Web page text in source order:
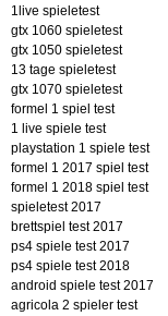
1live spieletest
gtx 1060 spieletest
gtx 1050 spieletest
13 tage spieletest
gtx 1070 spieletest
formel 1 spiel test
1 live spiele test
playstation 1 spiele test
formel 1 2017 spiel test
formel 1 2018 spiel test
spieletest 2017
brettspiel test 2017
ps4 spiele test 2017
ps4 spiele test 2018
android spiele test 2017
agricola 2 spieler test